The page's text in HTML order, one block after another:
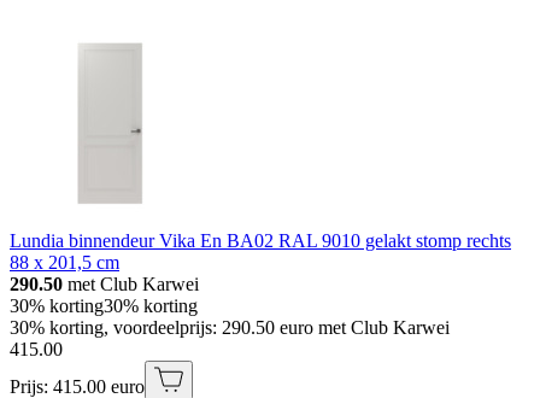
Lundia binnendeur Vika En BA02 RAL 9010 gelakt stomp rechts
88 x 201,5 cm
290.50 met Club Karwei
30% korting30% korting
30% korting, voordeelprijs: 290.50 euro met Club Karwei
415.00
Prijs: 415.00 euro